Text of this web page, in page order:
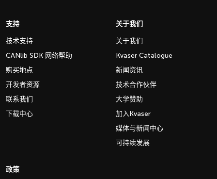
支持
技术支持
CANlib SDK 网络帮助
购买地点
开发者资源
联系我们
下载中心
关于我们
关于我们
Kvaser Catalogue
新闻资讯
技术合作伙伴
大学赞助
加入Kvaser
媒体与新闻中心
可持续发展
政策